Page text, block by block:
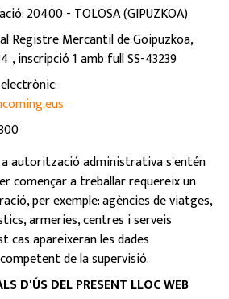
20400 - TOLOSA (GIPUZKOA)
Registre Mercantil de Goipuzkoa,
, inscripció 1 amb full SS-43239
autorització administrativa s'entén
començar a treballar requereix un
per exemple: agències de viatges,
armeries, centres i serveis
cas apareixeran les dades
de la supervisió.
D'ÚS DEL PRESENT LLOC WEB